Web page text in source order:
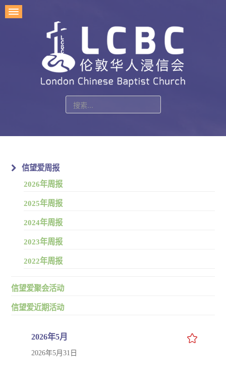
内
信望爱周报
2026年周报
2025年周报
2024年周报
2023年周报
2022年周报
信望爱聚会活动
信望爱近期活动
2026年5月
2026年5月31日